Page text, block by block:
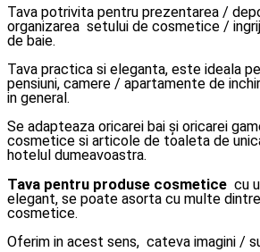
Tava potrivita pentru prezentarea /
organizarea setului de cosmetice /
de baie.
Tava practica si eleganta, este ideala
pensiuni, camere / apartamente de
in general.
Se adapteaza oricarei bai și oricarei
cosmetice si articole de toaleta de
hotelul dumeavoastra.
Tava pentru produse cosmetice cu
elegant, se poate asorta cu multe
cosmetice.
Oferim in acest sens, cateva imagini /